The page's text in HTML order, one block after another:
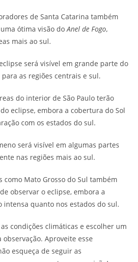
de Santa Catarina também
ótima visão doAnel de Fogo,
mais ao sul.
será visível em grande parte do
as regiões centrais e sul.
do interior de São Paulo terão
eclipse, embora a cobertura do Sol
com os estados do sul.
será visível em algumas partes
nas regiões mais ao sul.
como Mato Grosso do Sul também
observar o eclipse, embora a
intensa quanto nos estados do sul.
condições climáticas e escolher um
Aproveite esse
esqueça de seguir as